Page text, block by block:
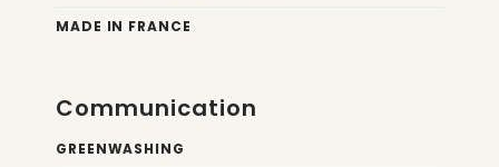
MADE IN FRANCE
Communication
GREENWASHING